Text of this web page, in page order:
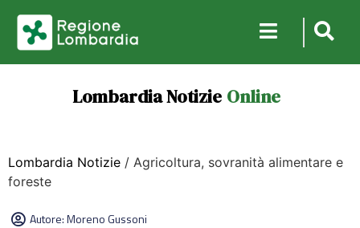
Lombardia Notizie Online
Lombardia Notizie / Agricoltura, sovranità alimentare e
foreste
Autore:Moreno Gussoni